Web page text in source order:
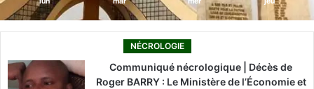
NÉCROLOGIE
Communiqué nécrologique | Décès de
Roger BARRY : Le Ministère de l’Économie et